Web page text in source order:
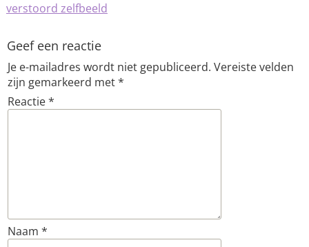
verstoord zelfbeeld
Geef een reactie
Je e-mailadres wordt niet gepubliceerd. Vereiste velden
zijn gemarkeerd met*
Reactie*
Naam *